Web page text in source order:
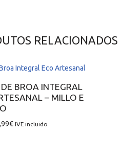
RELACIONADOS
BROA INTEGRAL
– MILLO E
€ IVE incluido